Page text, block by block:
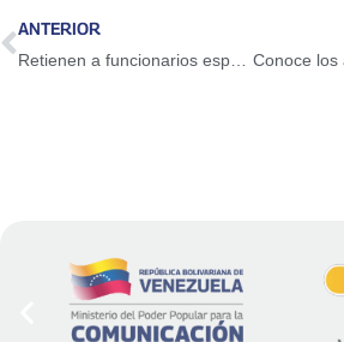
ANTERIOR
Retienen a funcionarios españoles en embajada de México en Bolivia